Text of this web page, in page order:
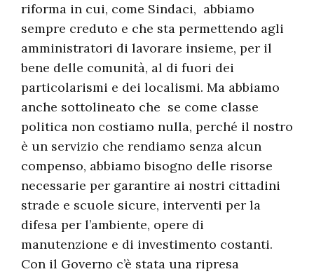
riforma in cui, come Sindaci, abbiamo
sempre creduto e che sta permettendo agli
amministratori di lavorare insieme, per il
bene delle comunità, al di fuori dei
particolarismi e dei localismi. Ma abbiamo
anche sottolineato che se come classe
politica non costiamo nulla, perché il nostro
è un servizio che rendiamo senza alcun
compenso, abbiamo bisogno delle risorse
necessarie per garantire ai nostri cittadini
strade e scuole sicure, interventi per la
difesa per l’ambiente, opere di
manutenzione e di investimento costanti.
Con il Governo c’è stata una ripresa